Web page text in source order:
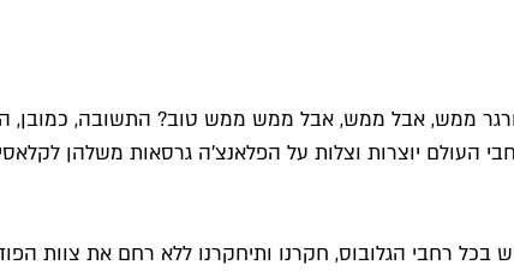
ממש, אבל ממש, אבל ממש ממש טוב? התשובה,
העולם יוצרות וצלות על הפלאנצ’ה גרסאות משלהן